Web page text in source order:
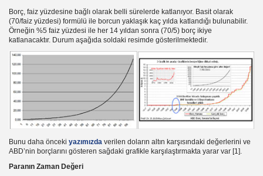
Borç, faiz yüzdesine bağlı olarak belli sürelerde katlanıyor. Basit olarak
(70/faiz yüzdesi) formülü ile borcun yaklaşık kaç yılda katlandığı bulunabilir.
Örneğin %5 faiz yüzdesi ile her 14 yıldan sonra (70/5) borç ikiye
katlanacaktır. Durum aşağıda soldaki resimde gösterilmektedir.
Bunu daha önceki yazımızda verilen doların altın karşısındaki değerlerini ve
ABD’nin borçlarını gösteren sağdaki grafikle karşılaştırmakta yarar var [1].
Paranın Zaman Değeri
Olabilir
Edebilirsiniz